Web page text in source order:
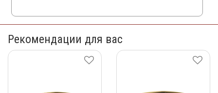
Рекомендации для вас